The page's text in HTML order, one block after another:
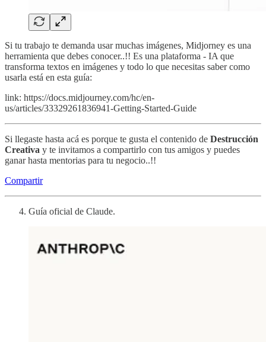
Si tu trabajo te demanda usar muchas imágenes, Midjorney es una
herramienta que debes conocer..!! Es una plataforma - IA que
transforma textos en imágenes y todo lo que necesitas saber como
usarla está en esta guía:
link: https://docs.midjourney.com/hc/en-
us/articles/33329261836941-Getting-Started-Guide
Si llegaste hasta acá es porque te gusta el contenido de Destrucción
Creativa y te invitamos a compartirlo con tus amigos y puedes
ganar hasta mentorias para tu negocio..!!
Compartir
Guía oficial de Claude.